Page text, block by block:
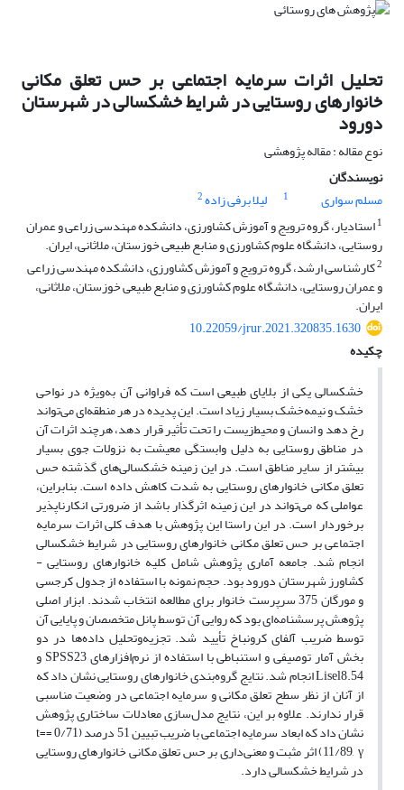
تحلیل اثرات سرمایه اجتماعی بر حس تعلق مکانی
خانوارهای روستایی در شرایط خشکسالی در شهرستان
دورود
نوع مقاله : مقاله پژوهشی
نویسندگان
مسلم سواری
1 لیلا برفی زاده2
1استادیار، گروه ترویج و آموزش کشاورزی، دانشکده مهندسی زراعی و عمران
روستایی، دانشگاه علوم کشاورزی و منابع طبیعی خوزستان، ملاثانی، ایران.
2کارشناسی ارشد، گروه ترویج و آموزش کشاورزی، دانشکده مهندسی زراعی
و عمران روستایی، دانشگاه علوم کشاورزی و منابع طبیعی خوزستان، ملاثانی،
ایران.
10.22059/jrur.2021.320835.1630
چکیده
خشکسالی یکی از بلایای طبیعی است که فراوانی آن به‌‏ویژه در نواحی
خشک و نیمه‌خشک بسیار زیاد است. این پدیده در هر منطقه‌ای می‌تواند
رخ دهد و انسان و محیط‌زیست را تحت تأثیر قرار دهد، هرچند اثرات آن
در مناطق روستایی به دلیل وابستگی معیشت به نزولات جوی بسیار
بیشتر از سایر مناطق است. در این زمینه خشکسالی‏‌های گذشته حس
تعلق مکانی خانوارهای روستایی به شدت کاهش داده است. بنابراین،
عواملی که می‏‌تواند در این زمینه اثرگذار باشد از ضرورتی انکارناپذیر
برخوردار است. در این راستا این پژوهش با هدف کلی اثرات سرمایه
اجتماعی بر حس تعلق مکانی خانوارهای روستایی در شرایط خشکسالی
انجام شد. جامعه آماری پژوهش شامل کلیه خانوارهای روستایی -
کشاورز شهرستان دورود بود. حجم نمونه با استفاده از جدول کرجسی
و مورگان 375 سرپرست خانوار برای مطالعه انتخاب شدند. ابزار اصلی
پژوهش پرسشنامه‏‌ای بود که روایی آن توسط پانل متخصصان و پایایی آن
توسط ضریب آلفای کرونباخ تأیید شد. تجزیه‌وتحلیل داده‏‌ها در دو
بخش آمار توصیفی و استنباطی با استفاده از نرم‌‏افزارهای SPSS23 و
Lisel8.54 انجام شد. نتایج گروه‌‏بندی خانوارهای روستایی نشان داد که
از آنان از نظر سطح تعلق مکانی و سرمایه اجتماعی در وضعیت مناسبی
قرار ندارند. علاوه بر این، نتایج مدل‌سازی معادلات ساختاری پژوهش
نشان داد که ابعاد سرمایه اجتماعی با ضریب تبیین 51 درصد (0/71 =t=
11/89, γ) اثر مثبت و معنی‏‌داری بر حس تعلق مکانی خانوارهای روستایی
در شرایط خشکسالی دارد.